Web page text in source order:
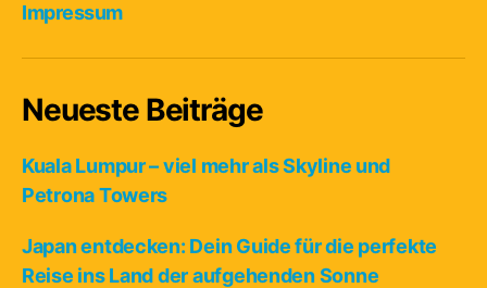
Impressum
Neueste Beiträge
Kuala Lumpur – viel mehr als Skyline und
Petrona Towers
Japan entdecken: Dein Guide für die perfekte
Reise ins Land der aufgehenden Sonne